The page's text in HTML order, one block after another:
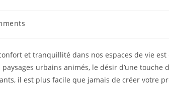
et tranquillité dans nos espaces de vie
urbains animés, le désir d’une touche
il est plus facile que jamais de créer votre